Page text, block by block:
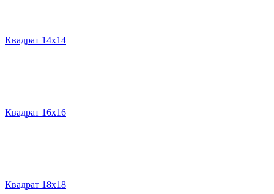
Квадрат 14х14
Квадрат 16х16
Квадрат 18х18